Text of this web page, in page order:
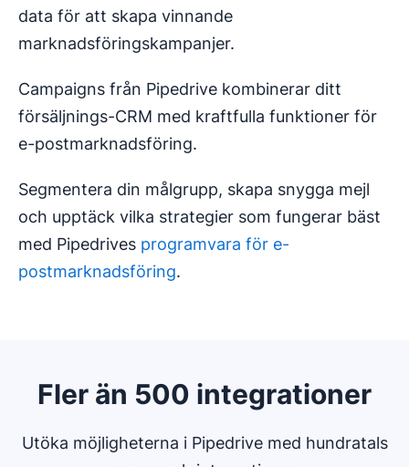
data för att skapa vinnande
marknadsföringskampanjer.
Campaigns från Pipedrive kombinerar ditt
försäljnings-CRM med kraftfulla funktioner för
e-postmarknadsföring.
Segmentera din målgrupp, skapa snygga mejl
och upptäck vilka strategier som fungerar bäst
med Pipedrives programvara för e-
postmarknadsföring.
Fler än 500 integrationer
Utöka möjligheterna i Pipedrive med hundratals